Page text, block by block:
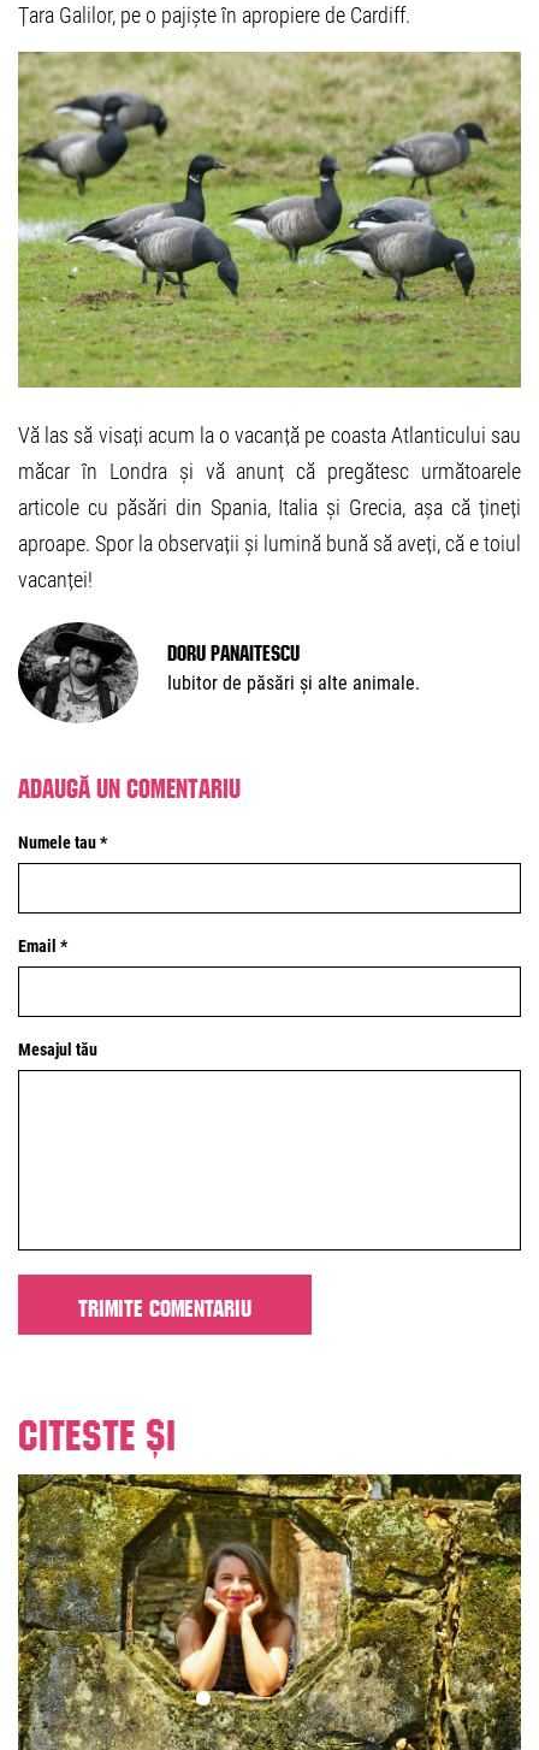
Țara Galilor, pe o pajiște în apropiere de Cardiff.
Vă las să visați acum la o vacanță pe coasta Atlanticului sau
măcar în Londra și vă anunț că pregătesc următoarele
articole cu păsări din Spania, Italia și Grecia, așa că țineți
aproape. Spor la observații și lumină bună să aveți, că e toiul
vacanței!
Doru Panaitescu
Iubitor de păsări și alte animale.
Adaugă un comentariu
Numele tau *
Email *
Mesajul tău
Citeste și